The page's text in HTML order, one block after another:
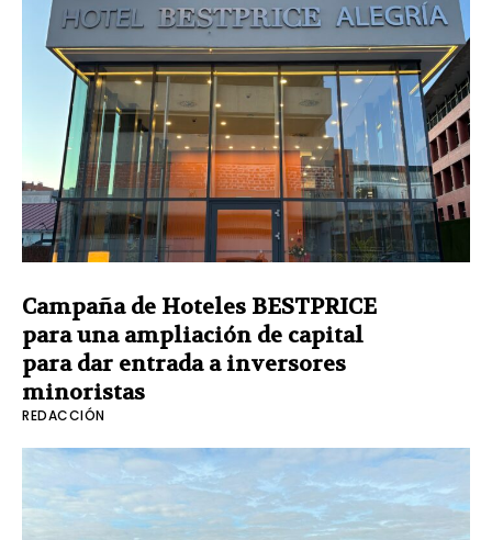
Campaña de Hoteles BESTPRICE
para una ampliación de capital
para dar entrada a inversores
minoristas
REDACCIÓN